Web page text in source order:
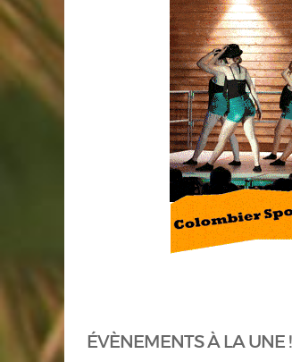
ÉVÈNEMENTS À LA UNE !